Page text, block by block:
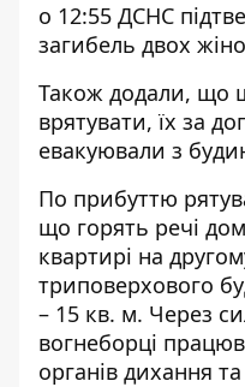
о 12:55 ДСНС
загибель двох
Також додали, що
врятувати, їх за
евакуювали з
По прибуттю
що горять речі
квартирі на
триповерхового
– 15 кв. м. Через
вогнеборці
органів дихання